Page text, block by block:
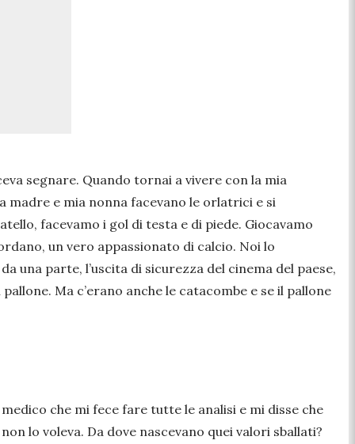
segnare. Quando tornai a vivere con la mia
madre e mia nonna facevano le orlatrici e si
facevamo i gol di testa e di piede. Giocavamo
un vero appassionato di calcio. Noi lo
una parte, l’uscita di sicurezza del cinema del paese,
Ma c’erano anche le catacombe e se il pallone
che mi fece fare tutte le analisi e mi disse che
lo voleva. Da dove nascevano quei valori sballati?